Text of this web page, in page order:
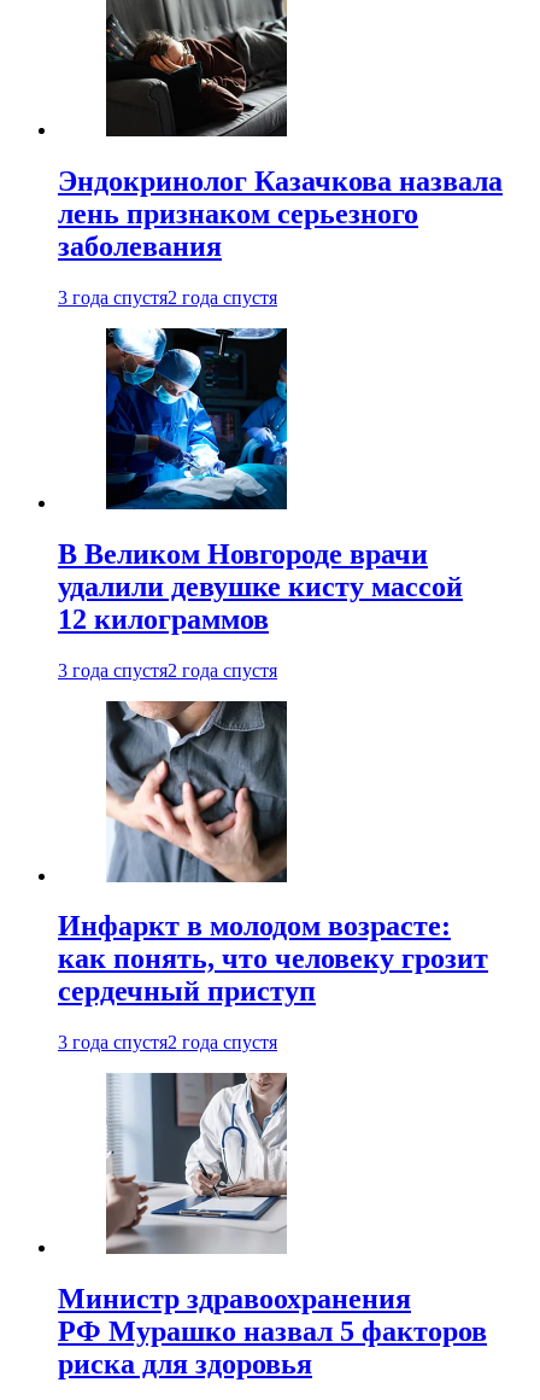
Эндокринолог Казачкова назвала
лень признаком серьезного
заболевания
3 года спустя2 года спустя
В Великом Новгороде врачи
удалили девушке кисту массой
12 килограммов
3 года спустя2 года спустя
Инфаркт в молодом возрасте:
как понять, что человеку грозит
сердечный приступ
3 года спустя2 года спустя
Министр здравоохранения
РФ Мурашко назвал 5 факторов
риска для здоровья